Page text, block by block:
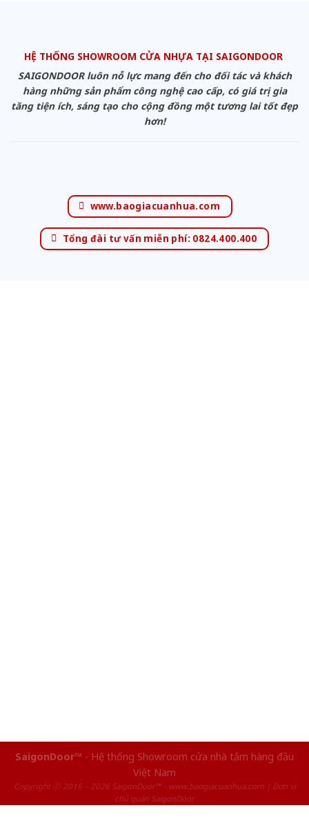
HỆ THỐNG SHOWROOM CỬA NHỰA TẠI SAIGONDOOR
SAIGONDOOR luôn nỗ lực mang đến cho đối tác và khách
hàng những sản phẩm công nghệ cao cấp, có giá trị gia
tăng tiện ích, sáng tạo cho cộng đồng một tương lai tốt đẹp
hơn!
www.baogiacuanhua.com
Tổng đài tư vấn miễn phí: 0824.400.400
SaigonDoor™ - Hệ thống Showroom cửa nhà tắm hàng đầu
Việt Nam
Copyright ⓒ 2016 – 2026 SaigonDoor™ - www.baogiacuanhua.com | Đơn vị
chủ quản SaigonDoor